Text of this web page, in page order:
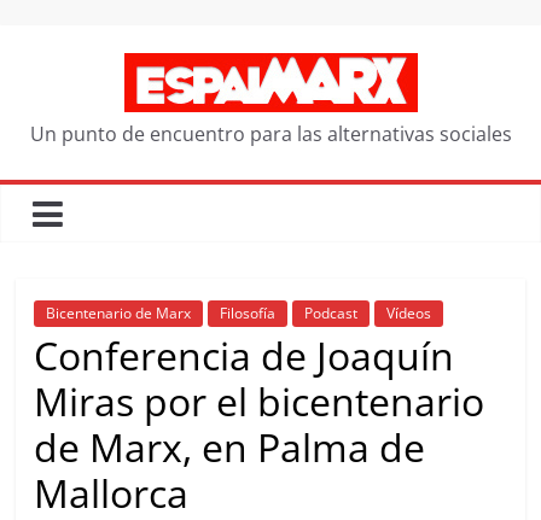
Un punto de encuentro para las alternativas sociales
Bicentenario de Marx Filosofía Podcast Vídeos
Conferencia de Joaquín
Miras por el bicentenario
de Marx, en Palma de
Mallorca